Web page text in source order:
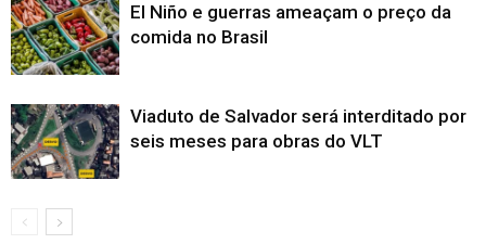
El Niño e guerras ameaçam o preço da
comida no Brasil
Viaduto de Salvador será interditado por
seis meses para obras do VLT